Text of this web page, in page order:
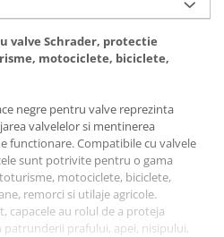
valve Schrader, protectie
motociclete, biciclete,
negre pentru valve reprezinta
valvelelor si mentinerea
functionare. Compatibile cu valvele
sunt potrivite pentru o gama
motociclete, biciclete,
remorci si utilaje agricole.
capacele au rolul de a proteja
prafului, apei, nisipului,